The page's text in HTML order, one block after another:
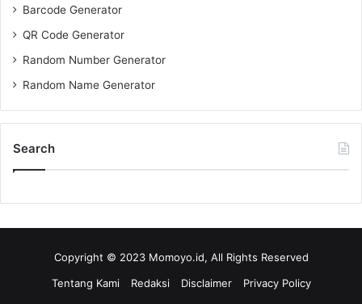
Barcode Generator
QR Code Generator
Random Number Generator
Random Name Generator
Search
Copyright © 2023 Momoyo.id, All Rights Reserved
Tentang Kami
Redaksi Disclaimer
Privacy Policy